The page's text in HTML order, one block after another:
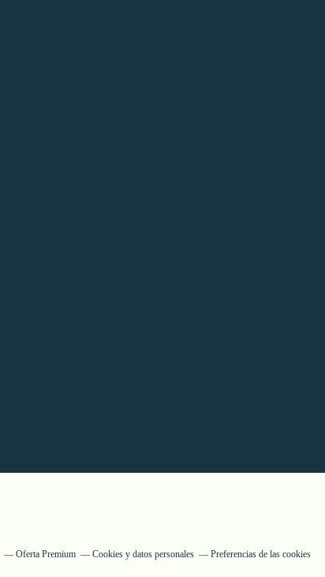
Oferta Premium Cookies y datos personales Preferencias de las cookies